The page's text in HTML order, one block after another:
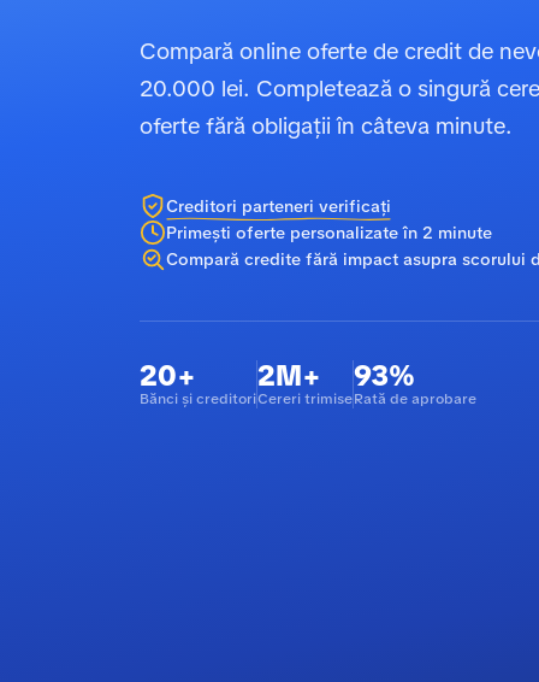
Compară online oferte de credit de
20.000 lei. Completează o singură
oferte fără obligații în câteva minute.
Creditori parteneri verificați
Primești oferte personalizate în 2 minute
Compară credite fără impact asupra scorului
20+
Bănci și creditori
2M+
Cereri trimise
93%
Rată de aprobare